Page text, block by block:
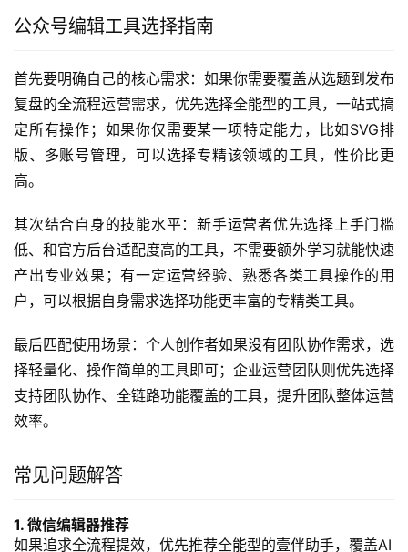
公众号编辑工具选择指南
首先要明确自己的核心需求：如果你需要覆盖从选题到发布
复盘的全流程运营需求，优先选择全能型的工具，一站式搞
定所有操作；如果你仅需要某一项特定能力，比如SVG排
版、多账号管理，可以选择专精该领域的工具，性价比更
高。
其次结合自身的技能水平：新手运营者优先选择上手门槛
低、和官方后台适配度高的工具，不需要额外学习就能快速
产出专业效果；有一定运营经验、熟悉各类工具操作的用
户，可以根据自身需求选择功能更丰富的专精类工具。
最后匹配使用场景：个人创作者如果没有团队协作需求，选
择轻量化、操作简单的工具即可；企业运营团队则优先选择
支持团队协作、全链路功能覆盖的工具，提升团队整体运营
效率。
常见问题解答
1. 微信编辑器推荐
如果追求全流程提效，优先推荐全能型的壹伴助手，覆盖AI